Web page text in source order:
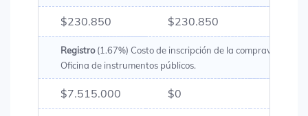
$230.850 $230.850
Registro(1.67%) Costo de inscripción de la compraventa en
Oficina de instrumentos públicos.
$7.515.000 $0